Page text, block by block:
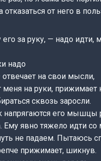
отказаться от него в
за руку, — надо идти,
надо
отвечает на свои мысли,
меня на руки, прижимает
сквозь заросли.
напрягаются его мышцы
Ему явно тяжело идти со
не падаем. Пытаюсь
прижимает, шикнув.